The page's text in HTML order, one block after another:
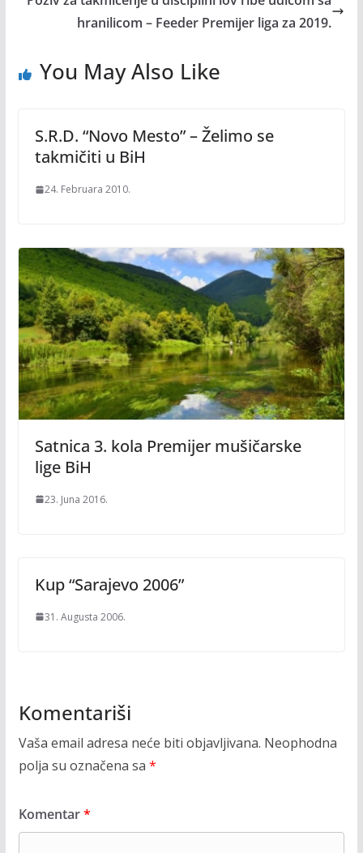
hranilicom – Feeder Premijer liga za 2019.
You May Also Like
S.R.D. “Novo Mesto” – Želimo se
takmičiti u BiH
24. Februara 2010.
Satnica 3. kola Premijer mušičarske
lige BiH
23. Juna 2016.
Kup “Sarajevo 2006”
31. Augusta 2006.
Komentariši
Vaša email adresa neće biti objavljivana. Neophodna
polja su označena sa *
Komentar*